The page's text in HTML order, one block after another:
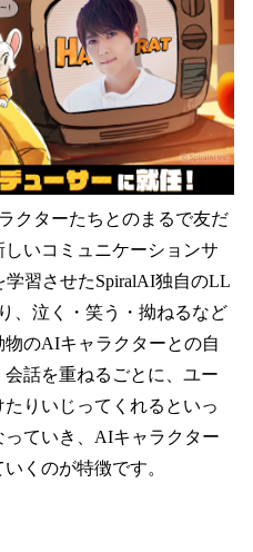
クターたちとのまるで友だ
いコミュニケーションサ
習させたSpiralAI独自のLL
、泣く・笑う・拗ねるなど
のAIキャラクターとの自
話を重ねるごとに、ユー
りいじってくれるといっ
ていき、AIキャラクター
くのが特徴です。